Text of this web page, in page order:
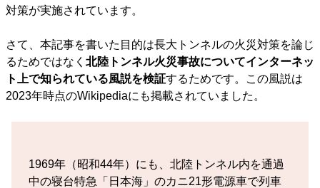
対策が実施されています。
さて、本記事を書いた目的は長大トンネルの火災対策を論じ
るためではなく 北陸トンネル火災事故についてインターネッ
ト上で知られている風説を検証するためです。この風説は
2023年時点のWikipediaにも掲載されていました。
1969年（昭和44年）にも、北陸トンネル内を通過
中の寝台特急「日本海」のカニ21形電源車で列車